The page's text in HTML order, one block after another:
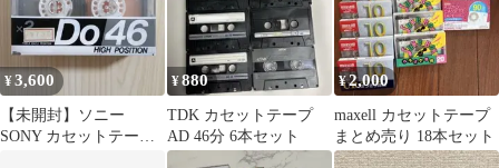
¥3,600
【未開封】ソニー
SONY カセットテープ
¥880
TDK カセットテープ
AD 46分 6本セット
¥2,000
maxell カセットテープ
まとめ売り 18本セット